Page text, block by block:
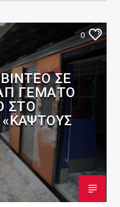
0
ΣΕ
ΓΕΜΆΤΟ
ΣΤΟ